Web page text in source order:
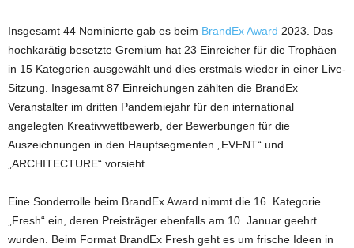
Insgesamt 44 Nominierte gab es beim BrandEx Award 2023. Das
hochkarätig besetzte Gremium hat 23 Einreicher für die Trophäen
in 15 Kategorien ausgewählt und dies erstmals wieder in einer Live-
Sitzung. Insgesamt 87 Einreichungen zählten die BrandEx
Veranstalter im dritten Pandemiejahr für den international
angelegten Kreativwettbewerb, der Bewerbungen für die
Auszeichnungen in den Hauptsegmenten „EVENT“ und
„ARCHITECTURE“ vorsieht.
Eine Sonderrolle beim BrandEx Award nimmt die 16. Kategorie
„Fresh“ ein, deren Preisträger ebenfalls am 10. Januar geehrt
wurden. Beim Format BrandEx Fresh geht es um frische Ideen in